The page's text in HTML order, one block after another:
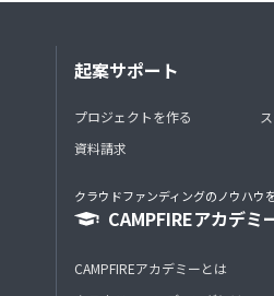
起案サポート
プロジェクトを作る
資料請求
クラウドファンディングのノウハウ
CAMPFIREアカデミ
CAMPFIREアカデミーとは